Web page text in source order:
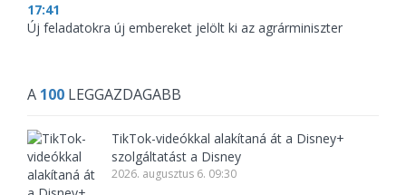
17:41
Új feladatokra új embereket jelölt ki az agrárminiszter
A 100 LEGGAZDAGABB
TikTok-videókkal alakítaná át a Disney+
szolgáltatást a Disney
2026. augusztus 6. 09:30